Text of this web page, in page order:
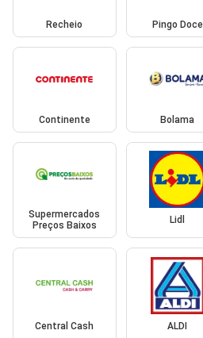
Recheio Pingo Doce
Continente Bolama
Supermercados
Preços Baixos
Lidl
Central Cash ALDI